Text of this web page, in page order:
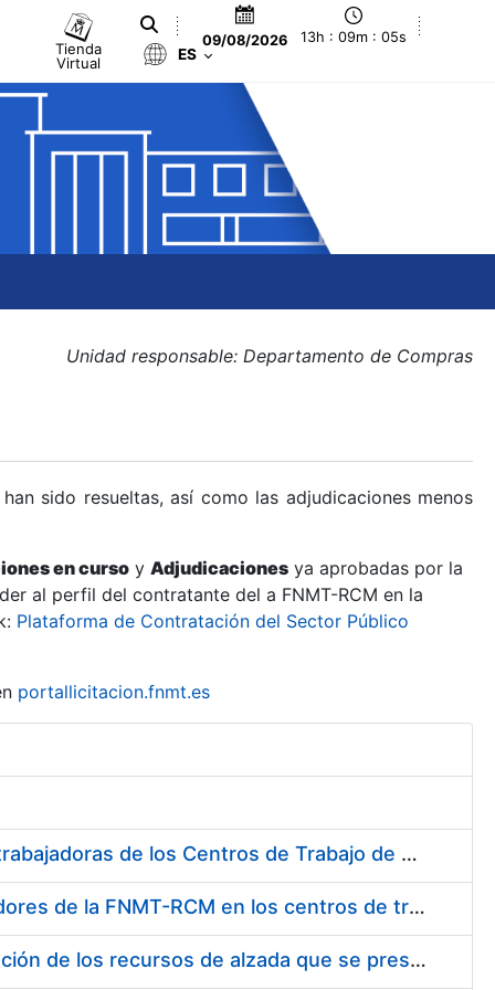
Tienda
Virtual
09/08/2026 13h : 09m : 06s
ES
Unidad responsable: Departamento de Compras
sido resueltas, así como las adjudicaciones menos
en curso y Adjudicaciones ya aprobadas por la
al perfil del contratante del a FNMT-RCM en la
Plataforma de Contratación del Sector Público
portallicitacion.fnmt.es
Suministro de Protectores Auditivos a medida para las personas trabajadoras de los Centros de Trabajo de Madrid y Burgos
Suministro de gafas graduadas antiproyecciones para los trabajadores de la FNMT-RCM en los centros de trabajo de Madrid y Burgos
Servicios de una empresa externa para el asesoramiento y resolución de los recursos de alzada que se presentan relacionados con procesos de selección para la FNMT-RCM